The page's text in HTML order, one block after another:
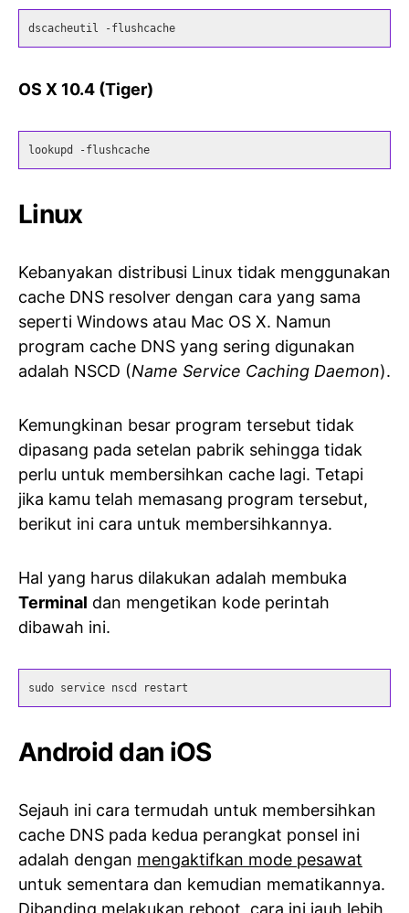
dscacheutil -flushcache
OS X 10.4 (Tiger)
lookupd -flushcache
Linux
Kebanyakan distribusi Linux tidak menggunakan
cache DNS resolver dengan cara yang sama
seperti Windows atau Mac OS X. Namun
program cache DNS yang sering digunakan
adalah NSCD (Name Service Caching Daemon).
Kemungkinan besar program tersebut tidak
dipasang pada setelan pabrik sehingga tidak
perlu untuk membersihkan cache lagi. Tetapi
jika kamu telah memasang program tersebut,
berikut ini cara untuk membersihkannya.
Hal yang harus dilakukan adalah membuka
Terminal dan mengetikan kode perintah
dibawah ini.
sudo service nscd restart
Android dan iOS
Sejauh ini cara termudah untuk membersihkan
cache DNS pada kedua perangkat ponsel ini
adalah dengan mengaktifkan mode pesawat
untuk sementara dan kemudian mematikannya.
Dibanding melakukan reboot, cara ini jauh lebih